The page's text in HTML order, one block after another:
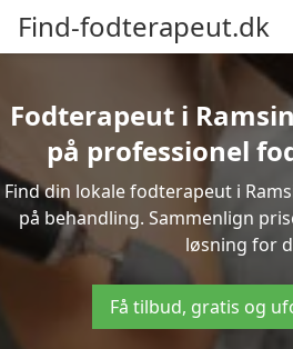
Find-fodterapeut.dk
Fodterapeut i
på professionel
Find din lokale fodterapeut i
på behandling. Sammenlign
løsning for
Få tilbud, gratis og